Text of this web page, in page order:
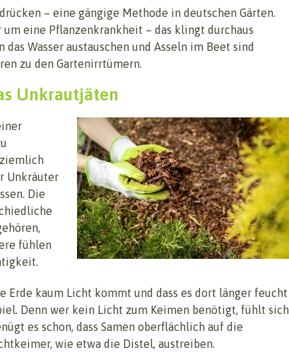
– eine gängige Methode in deutschen Gärten.
eine Pflanzenkrankheit – das klingt durchaus
Wasser austauschen und Asseln im Beet sind
zu den Gartenirrtümern.
Unkrautjäten
Unkräuter
Die
fühlen
Erde kaum Licht kommt und dass es dort länger feucht
Denn wer kein Licht zum Keimen benötigt, fühlt sich
es schon, dass Samen oberflächlich auf die
wie etwa die Distel, austreiben.